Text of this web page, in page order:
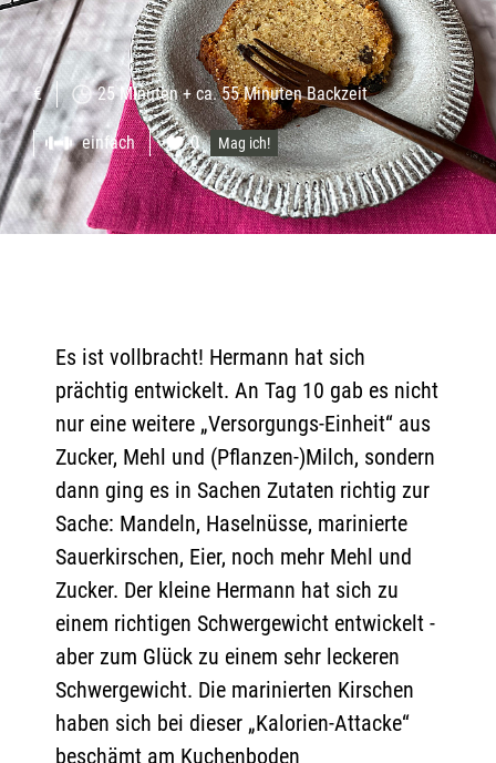
€ 25 Minuten + ca. 55 Minuten Backzeit
einfach 0 Mag ich!
Es ist vollbracht! Hermann hat sich
prächtig entwickelt. An Tag 10 gab es nicht
nur eine weitere „Versorgungs-Einheit“ aus
Zucker, Mehl und (Pflanzen-)Milch, sondern
dann ging es in Sachen Zutaten richtig zur
Sache: Mandeln, Haselnüsse, marinierte
Sauerkirschen, Eier, noch mehr Mehl und
Zucker. Der kleine Hermann hat sich zu
einem richtigen Schwergewicht entwickelt -
aber zum Glück zu einem sehr leckeren
Schwergewicht. Die marinierten Kirschen
haben sich bei dieser „Kalorien-Attacke“
beschämt am Kuchenboden